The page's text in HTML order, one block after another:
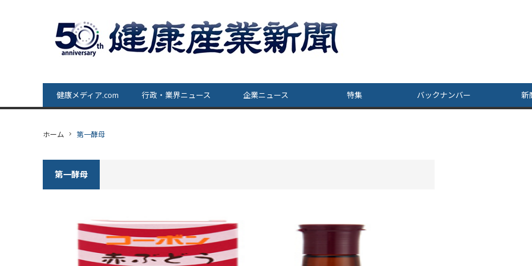
健康メディア.com 行政・業界ニュース 企業ニュース 特集 バックナンバー 新
ホーム 第一酵母
第一酵母